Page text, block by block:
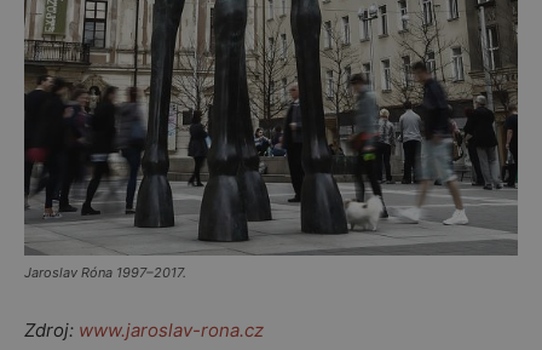
Jaroslav Róna 1997–2017.
Zdroj: www.jaroslav-rona.cz